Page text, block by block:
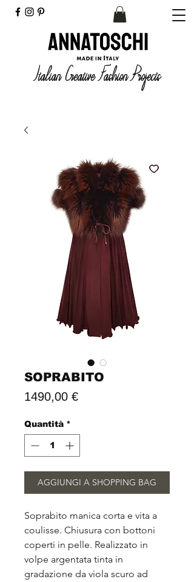
Italian Creative Fashion Projects
SOPRABITO
1490,00 €Prezzo
Quantità *
AGGIUNGI A SHOPPING BAG
Soprabito manica corta e vita a
coulisse. Chiusura con bottoni
coperti in pelle. Realizzato in
volpe argentata tinta in
gradazione da viola scuro ad